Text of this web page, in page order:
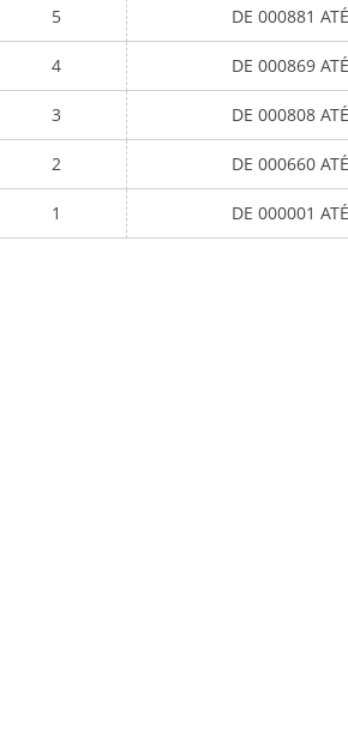
5 DE 000881
4 DE 000869
3 DE 000808
2 DE 000660
1 DE 000001